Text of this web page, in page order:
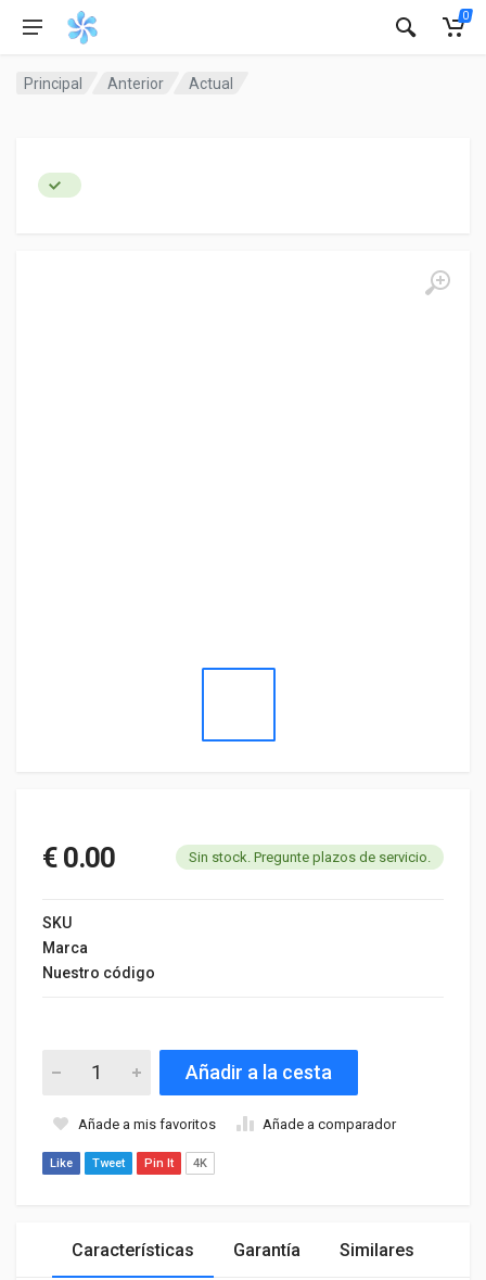
0
Principal Anterior Actual
€ 0.00 Sin stock. Pregunte plazos de servicio.
SKU
Marca
Nuestro código
Añadir a la cesta
Añade a mis favoritos Añade a comparador
Like Tweet Pin It 4K
Características Garantía Similares